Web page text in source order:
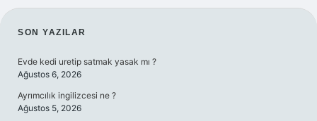
SIDEBAR
SON YAZILAR
Evde kedi uretip satmak yasak mı ?
Ağustos 6, 2026
Ayrımcılık ingilizcesi ne ?
Ağustos 5, 2026